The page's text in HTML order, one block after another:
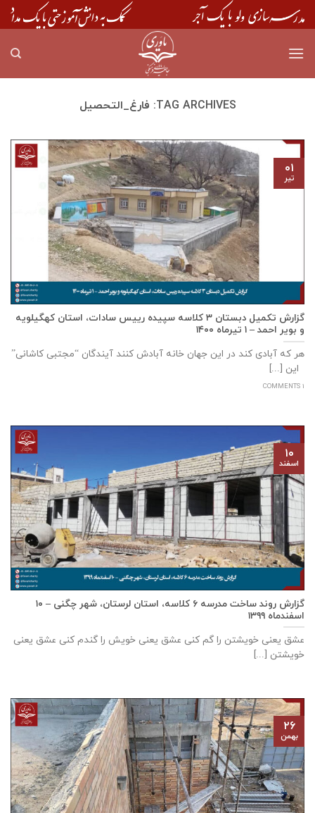
Skip
to
TAG ARCHIVES: فارغ_التحصیل
گزارش تکمیل دبستان ۳ کلاسه سپيده رييس سادات، استان كهگيلويه
و بوير احمد – ۱ تیرماه ۱۴۰۰
هر که آبادی کند در این جهان خانه آبادش کنند آیندگان “مجتبی کاشانی”
این [...]
1 COMMENTS
۰۱
تیر
گزارش روند ساخت مدرسه ٦ كلاسه، استان لرستان، شهر چگنی – ۱۰
اسفندماه ۱۳۹۹
عشق يعنی خويشتن را گم كنی عشق يعنی خويش را گندم كنی عشق يعنی
خويشتن [...]
۱۰
اسفند
۲۶
بهمن